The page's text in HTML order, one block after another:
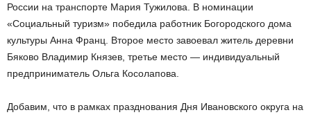
России на транспорте Мария Тужилова. В номинации
«Социальный туризм» победила работник Богородского дома
культуры Анна Франц. Второе место завоевал житель деревни
Бяково Владимир Князев, третье место — индивидуальный
предприниматель Ольга Косолапова.
Добавим, что в рамках празднования Дня Ивановского округа на